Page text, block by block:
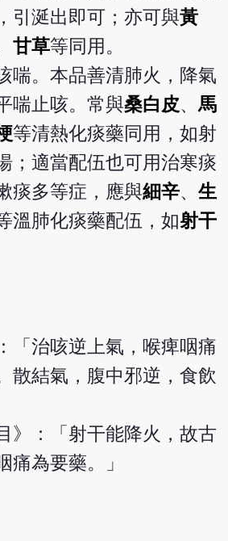
引涎出即可；亦可與黃
甘草等同用。
喘。本品善清肺火，降氣
喘止咳。常與桑白皮、馬
等清熱化痰藥同用，如射
；適當配伍也可用治寒痰
痰多等症，應與細辛、生
溫肺化痰藥配伍，如射干
「治咳逆上氣，喉痺咽痛
散結氣，腹中邪逆，食飲
》：「射干能降火，故古
痛為要藥。」